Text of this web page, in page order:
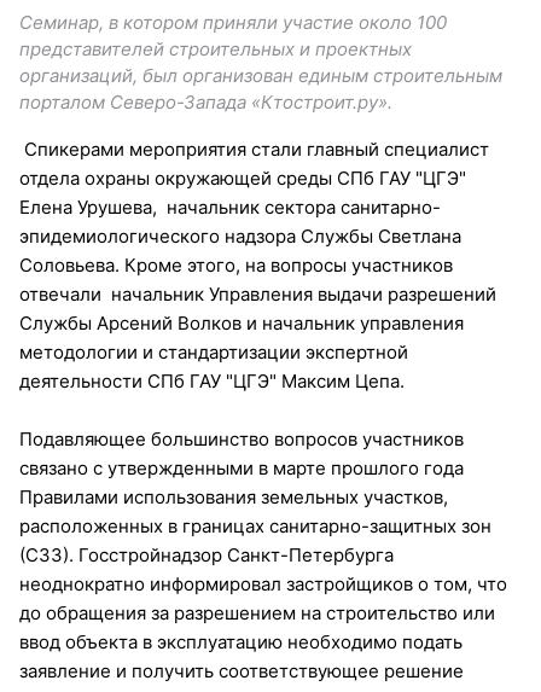
Семинар, в котором приняли участие около 100
представителей строительных и проектных
организаций, был организован единым строительным
порталом Северо-Запада «Ктостроит.ру».
Спикерами мероприятия стали главный специалист
отдела охраны окружающей среды СПб ГАУ "ЦГЭ"
Елена Урушева, начальник сектора санитарно-
эпидемиологического надзора Службы Светлана
Соловьева. Кроме этого, на вопросы участников
отвечали начальник Управления выдачи разрешений
Службы Арсений Волков и начальник управления
методологии и стандартизации экспертной
деятельности СПб ГАУ "ЦГЭ" Максим Цепа.
Подавляющее большинство вопросов участников
связано с утвержденными в марте прошлого года
Правилами использования земельных участков,
расположенных в границах санитарно-защитных зон
(СЗЗ). Госстройнадзор Санкт-Петербурга
неоднократно информировал застройщиков о том, что
до обращения за разрешением на строительство или
ввод объекта в эксплуатацию необходимо подать
заявление и получить соответствующее решение